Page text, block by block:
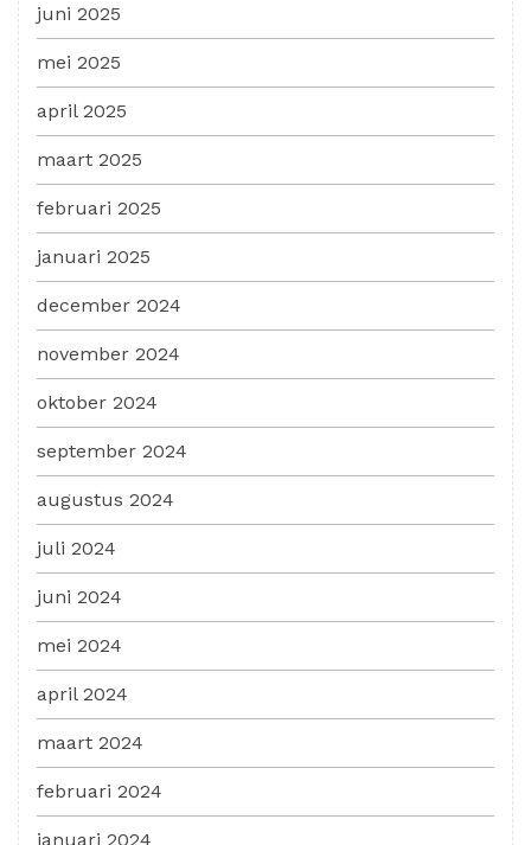
juni 2025
mei 2025
april 2025
maart 2025
februari 2025
januari 2025
december 2024
november 2024
oktober 2024
september 2024
augustus 2024
juli 2024
juni 2024
mei 2024
april 2024
maart 2024
februari 2024
januari 2024